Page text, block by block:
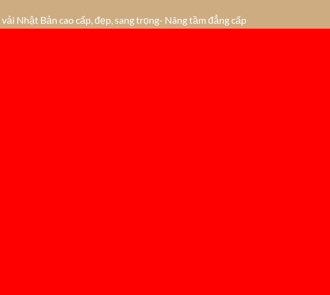
Nhật Bản cao cấp, đẹp, sang trọng- Nâng tầm đẳng cấp